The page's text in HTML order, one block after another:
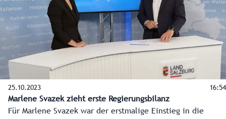
25.10.2023 16:54
Marlene Svazek zieht erste Regierungsbilanz
Für Marlene Svazek war der erstmalige Einstieg in die